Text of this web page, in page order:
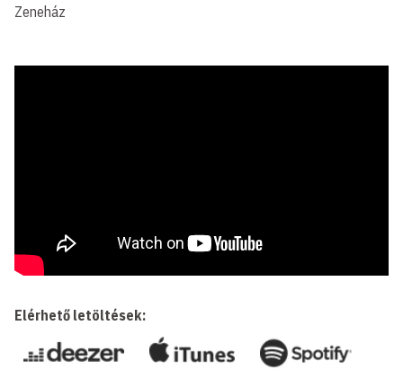
Zeneház
Elérhető letöltések: